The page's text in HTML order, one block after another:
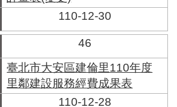
110-12-30
46
臺北市大安區建倫里110年度
里鄰建設服務經費成果表
110-12-28